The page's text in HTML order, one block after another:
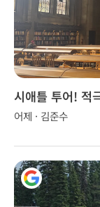
시애틀 투어! 적
어제 · 김준수